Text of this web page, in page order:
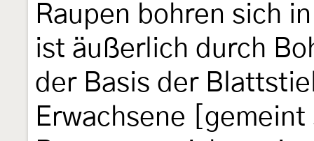
Raupen bohren sich
ist äußerlich durch
der Basis der
Erwachsene